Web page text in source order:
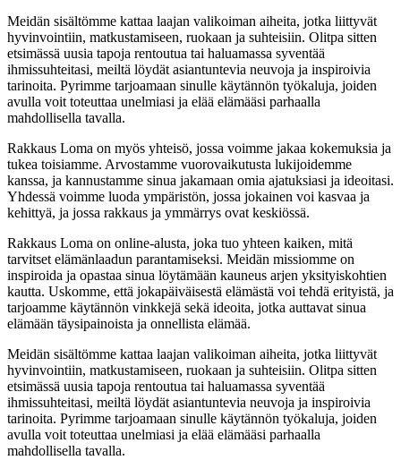
Meidän sisältömme kattaa laajan valikoiman aiheita, jotka liittyvät
hyvinvointiin, matkustamiseen, ruokaan ja suhteisiin. Olitpa sitten
etsimässä uusia tapoja rentoutua tai haluamassa syventää
ihmissuhteitasi, meiltä löydät asiantuntevia neuvoja ja inspiroivia
tarinoita. Pyrimme tarjoamaan sinulle käytännön työkaluja, joiden
avulla voit toteuttaa unelmiasi ja elää elämääsi parhaalla
mahdollisella tavalla.
Rakkaus Loma on myös yhteisö, jossa voimme jakaa kokemuksia ja
tukea toisiamme. Arvostamme vuorovaikutusta lukijoidemme
kanssa, ja kannustamme sinua jakamaan omia ajatuksiasi ja ideoitasi.
Yhdessä voimme luoda ympäristön, jossa jokainen voi kasvaa ja
kehittyä, ja jossa rakkaus ja ymmärrys ovat keskiössä.
Rakkaus Loma on online-alusta, joka tuo yhteen kaiken, mitä
tarvitset elämänlaadun parantamiseksi. Meidän missiomme on
inspiroida ja opastaa sinua löytämään kauneus arjen yksityiskohtien
kautta. Uskomme, että jokapäiväisestä elämästä voi tehdä erityistä, ja
tarjoamme käytännön vinkkejä sekä ideoita, jotka auttavat sinua
elämään täysipainoista ja onnellista elämää.
Meidän sisältömme kattaa laajan valikoiman aiheita, jotka liittyvät
hyvinvointiin, matkustamiseen, ruokaan ja suhteisiin. Olitpa sitten
etsimässä uusia tapoja rentoutua tai haluamassa syventää
ihmissuhteitasi, meiltä löydät asiantuntevia neuvoja ja inspiroivia
tarinoita. Pyrimme tarjoamaan sinulle käytännön työkaluja, joiden
avulla voit toteuttaa unelmiasi ja elää elämääsi parhaalla
mahdollisella tavalla.